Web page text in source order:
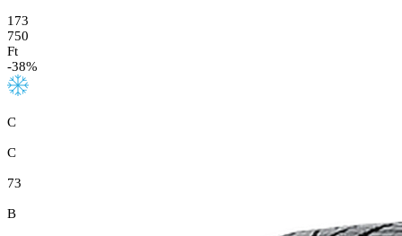
173
750
Ft
-38%
C
C
73
B